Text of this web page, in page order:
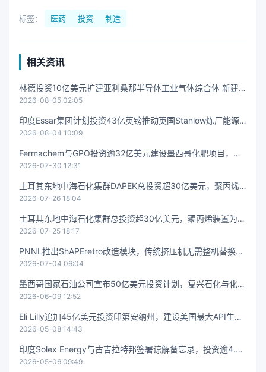
标签： 医药 投资 制造
相关资讯
林德投资10亿美元扩建亚利桑那半导体工业气体综合体 新建两
套Spectra空分装置
2026-08-05 02:05
印度Essar集团计划投资43亿英镑推动英国Stanlow炼厂能源
转型
2026-08-04 10:09
Fermachem与GPO投资逾32亿美元建设墨西哥化肥项目，目
标降低75%进口依赖
2026-07-30 12:31
土耳其东地中海石化集群DAPEK总投资超30亿美元，聚丙烯
设施为核心
2026-07-26 18:04
土耳其东地中海石化集群总投资超30亿美元，聚丙烯装置为核
心
2026-07-25 18:17
PNNL推出ShAPEretro改造模块，传统挤压机无需整机替换即
可升级为先进剪切辅助挤压
2026-07-04 06:04
墨西哥国家石油公司宣布50亿美元投资计划，复兴石化与化肥
产业
2026-06-09 12:52
Eli Lilly追加45亿美元投资印第安纳州，建设美国最大API生产
基地
2026-05-08 14:43
印度Solex Energy与古吉拉特邦签署谅解备忘录，投资逾4.2
亿美元建设5GW光伏电池和10GW储能工厂
2026-05-06 09:49